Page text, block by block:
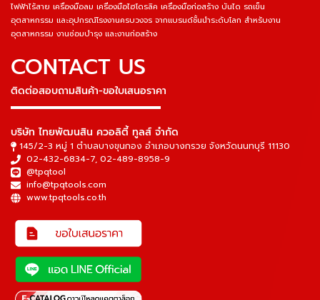
ไฟฟ้าไร้สาย เครื่องมือลม เครื่องมือไฮโดรลิค เครื่องมือก่อสร้าง บันได รถเข็น
อุตสาหกรรม และอุปกรณ์โรงงานครบวงจร จากแบรนด์ชั้นนำระดับโลก สำหรับงาน
อุตสาหกรรม งานซ่อมบำรุง และงานก่อสร้าง
CONTACT US
ติดต่อสอบถามสินค้า-ขอใบเสนอราคา
▬▬▬▬▬▬▬▬▬▬▬▬▬▬▬
บริษัท ไทยพัฒนสิน ควอลิตี้ ทูลส์ จำกัด
145/2-3 หมู่ 1 ตำบลบางขุนกอง อำเภอบางกรวย จังหวัดนนทบุรี 11130
02-432-6834-7, 02-489-8958-9
@tpqtool
info@tpqtools.com
www.tpqtools.co.th